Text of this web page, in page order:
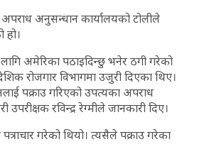
अनुसन्धान कार्यालयको टोलीले
हो।
अमेरिका पठाइदिन्छु भनेर ठगी गरेको
रोजगार विभागमा उजुरी दिएका थिए।
पक्राउ गरिएको उपत्यका अपराध
उपरीक्षक रविन्द्र रेग्मीले जानकारी दिए।
गरेको थियो। त्यसैले पक्राउ गरेका